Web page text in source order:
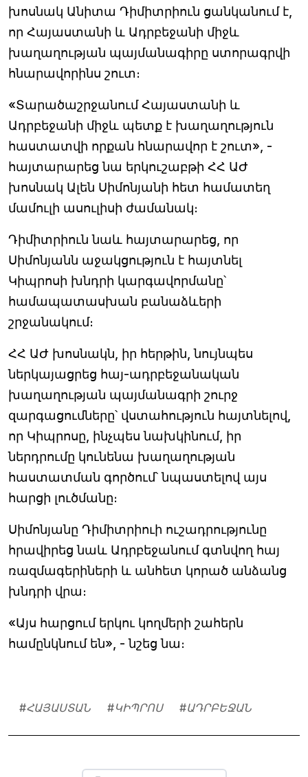
խոսնակ Անիտա Դիմիտրիուն ցանկանում է,
որ Հայաստանի և Ադրբեջանի միջև
խաղաղության պայմանագիրը ստորագրվի
հնարավորինս շուտ։
«Տարածաշրջանում Հայաստանի և
Ադրբեջանի միջև պետք է խաղաղություն
հաստատվի որքան հնարավոր է շուտ», -
հայտարարեց նա երկուշաբթի ՀՀ ԱԺ
խոսնակ Ալեն Սիմոնյանի հետ համատեղ
մամուլի ասուլիսի ժամանակ։
Դիմիտրիուն նաև հայտարարեց, որ
Սիմոնյանն աջակցություն է հայտնել
Կիպրոսի խնդրի կարգավորմանը՝
համապատասխան բանաձևերի
շրջանակում։
ՀՀ ԱԺ խոսնակն, իր հերթին, նույնպես
ներկայացրեց հայ-ադրբեջանական
խաղաղության պայմանագրի շուրջ
զարգացումները՝ վստահություն հայտնելով,
որ Կիպրոսը, ինչպես նախկինում, իր
ներդրումը կունենա խաղաղության
հաստատման գործում՝ նպաստելով այս
հարցի լուծմանը։
Սիմոնյանը Դիմիտրիուի ուշադրությունը
հրավիրեց նաև Ադրբեջանում գտնվող հայ
ռազմագերիների և անհետ կորած անձանց
խնդրի վրա։
«Այս հարցում երկու կողմերի շահերն
համընկնում են», - նշեց նա։
#ՀԱՅԱՍՏԱՆ #ԿԻՊՐՈՍ #ԱԴՐԲԵՋԱՆ